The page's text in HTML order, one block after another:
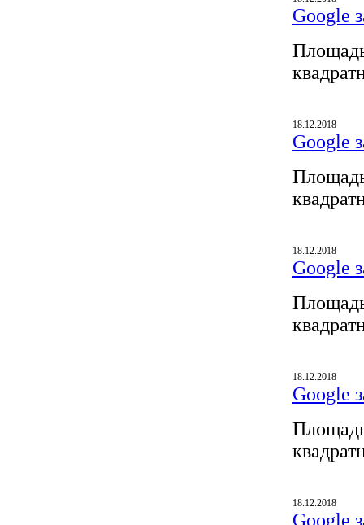
Google
18.12.2018
Google
18.12.2018
Google
18.12.2018
Google
18.12.2018
Google